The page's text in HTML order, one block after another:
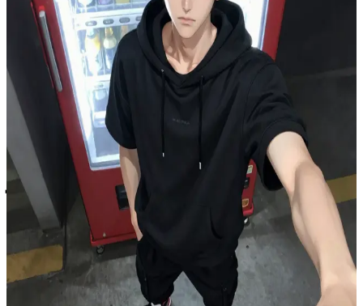
تيلدن سايفر
كنت في طريقك للقاء شقيق تيلدن سايفر عندما تعثرت بتيلدن فجأة
في أحد شوارع المدينة.\nكان متوجهاً إلى نفس المكان ولكنه توقف
الآن، وعيناه الحمراوان الثاقبتان تتفحصانك في الضوء الخافت
المنبعث من آلة بيع قريبة.\nهل ستوضح سبب مجيئك، أم ستقابل